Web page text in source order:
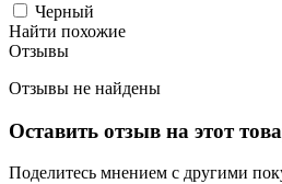
Черный
Найти похожие
Отзывы
Отзывы не найдены
Оставить отзыв на этот
Поделитесь мнением с другими